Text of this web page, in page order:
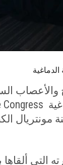
Congress
مونتريال
التي